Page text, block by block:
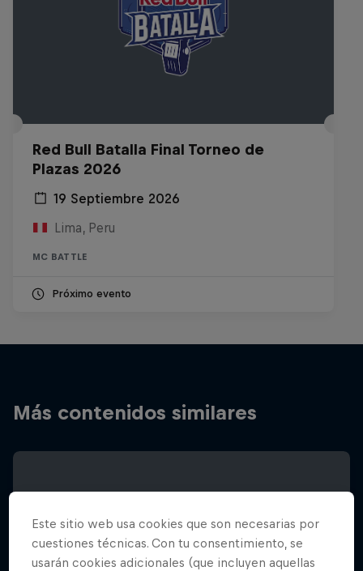
Red Bull Batalla Final Torneo de
Plazas 2026
19 Septiembre 2026
Lima, Peru
MC BATTLE
Próximo evento
Más contenidos similares
Este sitio web usa cookies que son necesarias por
cuestiones técnicas. Con tu consentimiento, se
usarán cookies adicionales (que incluyen aquellas